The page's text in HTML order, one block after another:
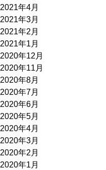
2021年4月
2021年3月
2021年2月
2021年1月
2020年12月
2020年11月
2020年8月
2020年7月
2020年6月
2020年5月
2020年4月
2020年3月
2020年2月
2020年1月